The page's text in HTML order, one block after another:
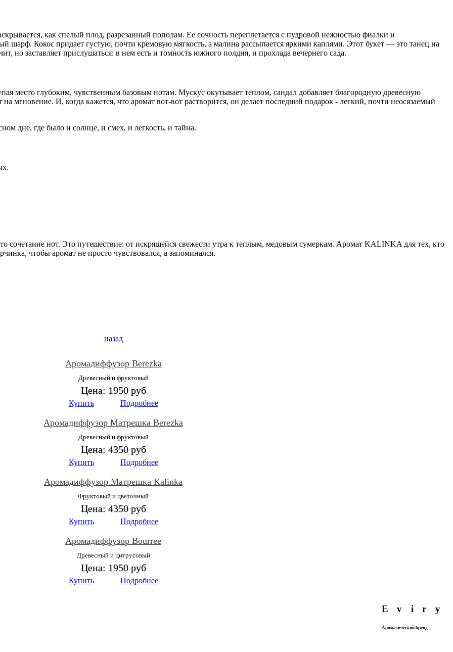
как спелый плод, разрезанный пополам. Ее сочность переплетается с пудровой нежностью фиалки и
шарф. Кокос придает густую, почти кремовую мягкость, а малина рассыпается яркими каплями. Этот букет — это танец на
но заставляет прислушаться: в нем есть и томность южного полдня, и прохлада вечернего сада.
место глубоким, чувственным базовым нотам. Мускус окутывает теплом, сандал добавляет благородную древесную
на мгновение. И, когда кажется, что аромат вот-вот растворится, он делает последний подарок - легкий, почти неосязаемый
дне, где было и солнце, и смех, и легкость, и тайна.
нот. Это путешествие: от искрящейся свежести утра к теплым, медовым сумеркам. Аромат KALINKA для тех, кто
чтобы аромат не просто чувствовался, а запоминался.
назад
Аромадиффузор Berezka
Древесный и фруктовый
Цена: 1950 руб
Купить Подробнее
Аромадиффузор Матрешка Berezka
Древесный и фруктовый
Цена: 4350 руб
Купить Подробнее
Аромадиффузор Матрешка Kalinka
Фруктовый и цветочный
Цена: 4350 руб
Купить Подробнее
Аромадиффузор Bourree
Древесный и цитрусовый
Цена: 1950 руб
Купить Подробнее
Eviry
Ароматический бренд